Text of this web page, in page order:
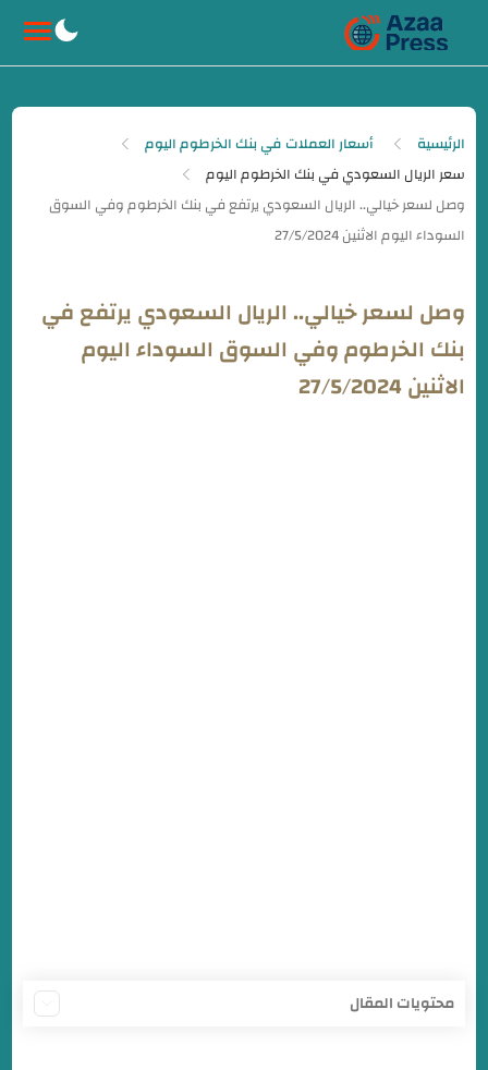
الرئيسية
أسعار العملات في بنك الخرطوم اليوم
سعر الريال السعودي في بنك الخرطوم اليوم
وصل لسعر خيالي.. الريال السعودي يرتفع في
بنك الخرطوم وفي السوق السوداء اليوم
الاثنين 27/5/2024
محتويات المقال